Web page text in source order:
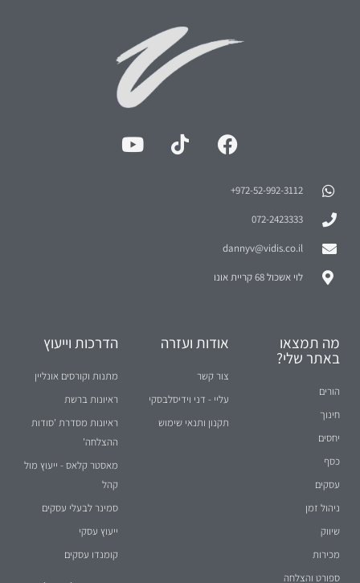
972-52-992-3112⁩+
072-2423333
dannyv@vidis.co.il
לוי אשכול 68 קריית אונו
מה תמצאו
באתר שלי?
הורים
חינוך
יחסים
כסף
עסקים
ניהול זמן
שיווק
מכירות
ספורט והצלחה
אודות ועזרה
צור קשר
עליי - דני וידיסלבסקי
תקנון ותנאי שימוש
הדרכות וייעוץ
מתנות וקורסים אונליין
ראיונות ברשת
ראיונות מסדרת 'סודות
ההצלחה'
מאסטר קלאס - ייעוץ מול
קהל
סמינר לבעלי עסקים
ייעוץ עסקי
קומנדו עסקים